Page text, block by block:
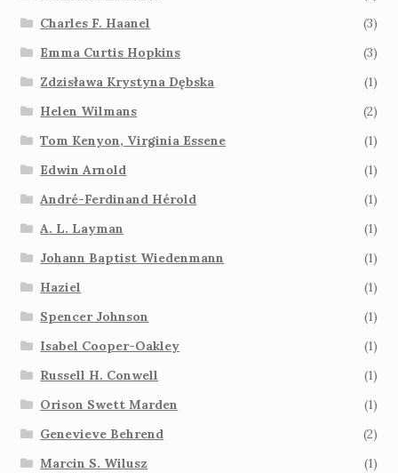
Charles F. Haanel
(3)
Emma Curtis Hopkins
(3)
Zdzisława Krystyna Dębska
(1)
Helen Wilmans
(2)
Tom Kenyon, Virginia Essene
(1)
Edwin Arnold
(1)
André-Ferdinand Hérold
(1)
A. L. Layman
(1)
Johann Baptist Wiedenmann
(1)
Haziel
(1)
Spencer Johnson
(1)
Isabel Cooper-Oakley
(1)
Russell H. Conwell
(1)
Orison Swett Marden
(1)
Genevieve Behrend
(2)
Marcin S. Wilusz
(1)